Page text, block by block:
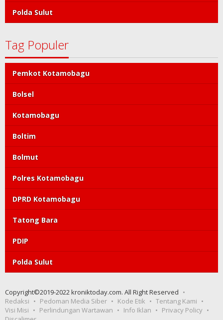
Polda Sulut
Tag Populer
Pemkot Kotamobagu
Bolsel
Kotamobagu
Boltim
Bolmut
Polres Kotamobagu
DPRD Kotamobagu
Tatong Bara
PDIP
Polda Sulut
Copyright©2019-2022 kroniktoday.com. All Right Reserved
Redaksi
Pedoman Media Siber Kode Etik
Tentang Kami
Visi Misi
Perlindungan Wartawan Info Iklan
Privacy Policy